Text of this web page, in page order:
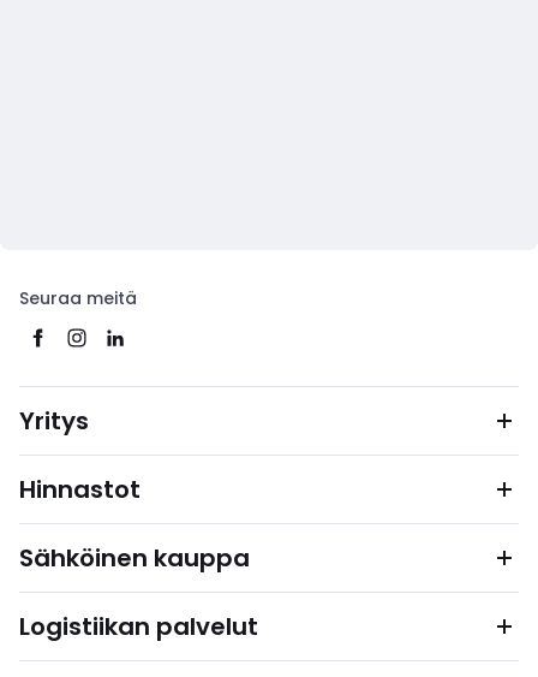
Seuraa meitä
Yritys
Hinnastot
Sähköinen kauppa
Logistiikan palvelut